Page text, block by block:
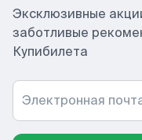
Эксклюзивные
заботливые
Купибилета
Электронная